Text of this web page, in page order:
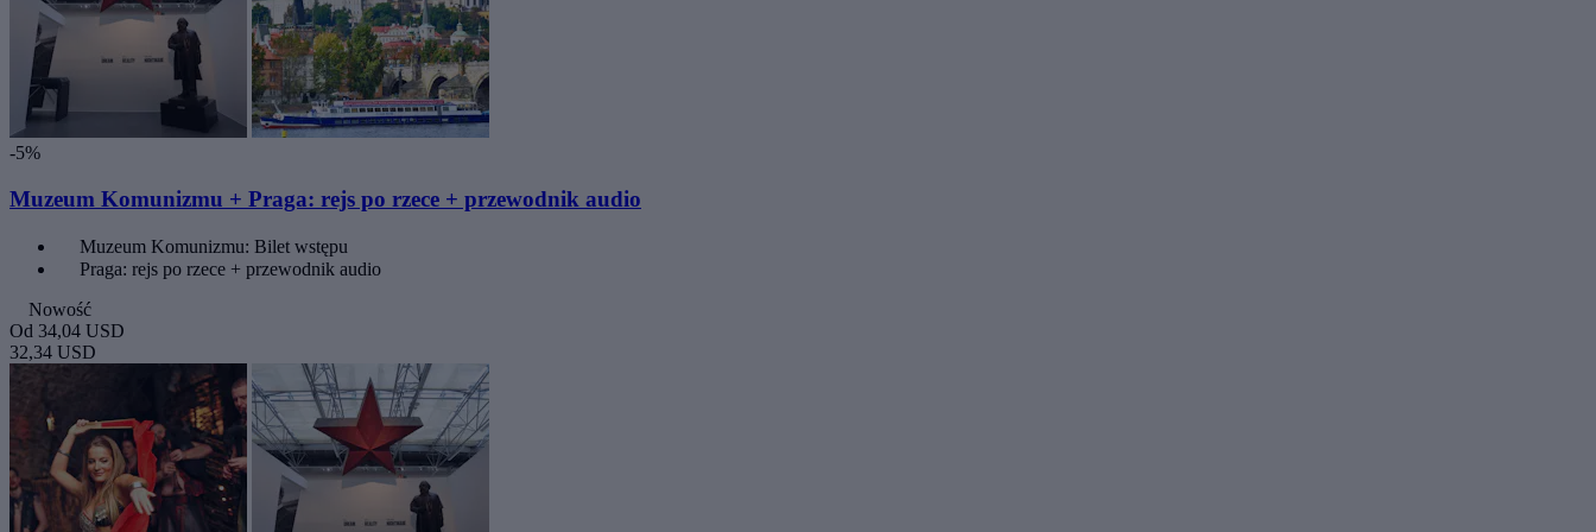
-5%
Muzeum Komunizmu + Praga: rejs po rzece + przewodnik audio
Muzeum Komunizmu: Bilet wstępu
Praga: rejs po rzece + przewodnik audio
Nowość
Od 34,04 USD
32,34 USD